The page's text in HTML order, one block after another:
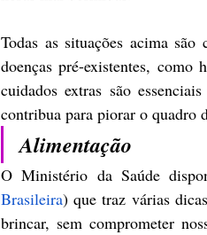
Todas as situações acima
doenças pré-existentes, como
cuidados extras são
contribua para piorar o quadro
Alimentação
O Ministério da Saúde
Brasileira) que traz várias
brincar, sem comprometer